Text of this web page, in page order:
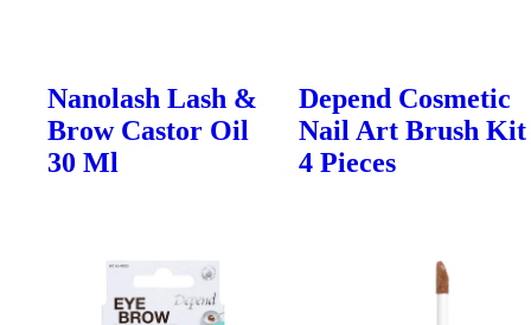
Nanolash Lash &
Brow Castor Oil
30 Ml
Depend Cosmetic
Nail Art Brush Kit
4 Pieces